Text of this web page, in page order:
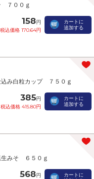
７００ｇ
158円
税込価格 170.64円
カートに
追加する
み白粒カップ ７５０ｇ
385円
税込価格 415.80円
カートに
追加する
みそ ６５０ｇ
568円
カートに